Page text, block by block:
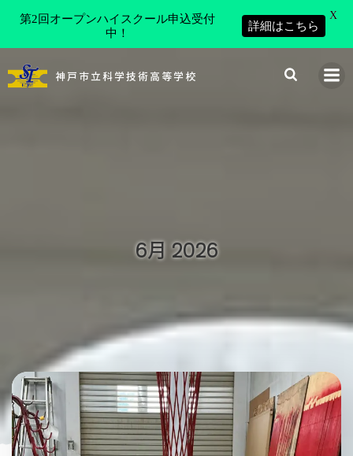
ン
神戸市立科学技術高等学校
6月 2026
第2回オープンハイスクール申込受付
中！
詳細はこちら
X